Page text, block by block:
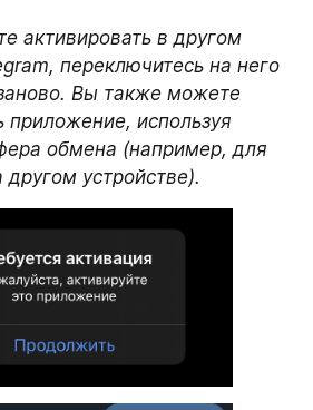
активировать в другом
переключитесь на него
Вы также можете
приложение, используя
обмена (например, для
другом устройстве).